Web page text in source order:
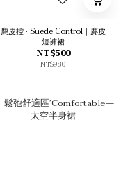
麂皮控 • Suede Control｜麂皮
短褲裙
NT$500
NT$980